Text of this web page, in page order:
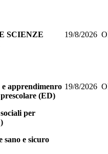
SCIENZE
19/8/2026
apprendimenro
(ED)
per
sano e sicuro
19/8/2026